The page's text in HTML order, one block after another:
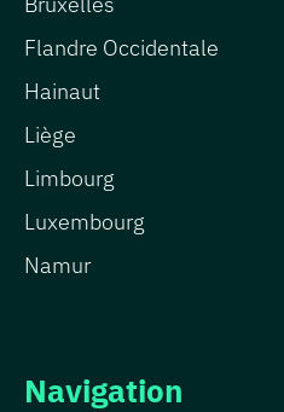
Navigation
Flandre Occidentale
Hainaut
Liège
Limbourg
Luxembourg
Namur